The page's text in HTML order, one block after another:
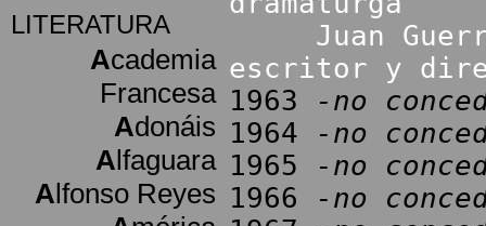
LITERATURA
Academia
Francesa
Adonáis
Alfaguara
Alfonso Reyes
Juan
escritor y
1963
-no
1964
-no
1965
-no
1966
-no